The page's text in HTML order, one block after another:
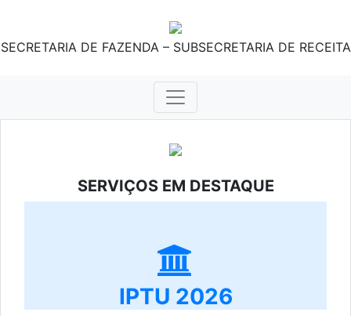
SECRETARIA DE FAZENDA – SUBSECRETARIA DE RECEITA
SERVIÇOS EM DESTAQUE
IPTU 2026